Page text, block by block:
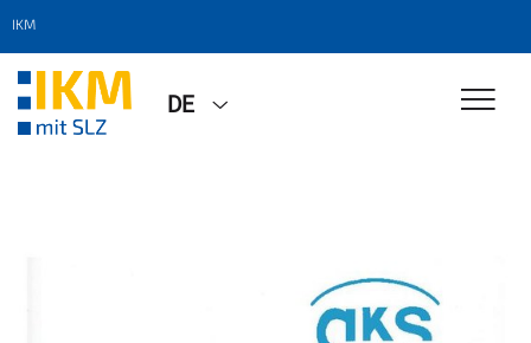
IKM
DE